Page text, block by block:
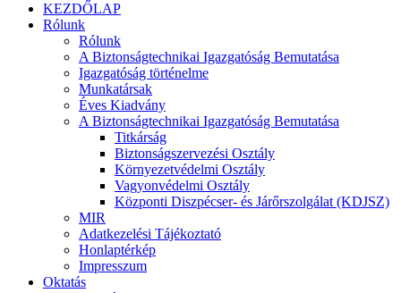
KEZDŐLAP
Rólunk
Rólunk
A Biztonságtechnikai Igazgatóság Bemutatása
Igazgatóság történelme
Munkatársak
Éves Kiadvány
A Biztonságtechnikai Igazgatóság Bemutatása
Titkárság
Biztonságszervezési Osztály
Környezetvédelmi Osztály
Vagyonvédelmi Osztály
Központi Diszpécser- és Járőrszolgálat (KDJSZ)
MIR
Adatkezelési Tájékoztató
Honlaptérkép
Impresszum
Oktatás